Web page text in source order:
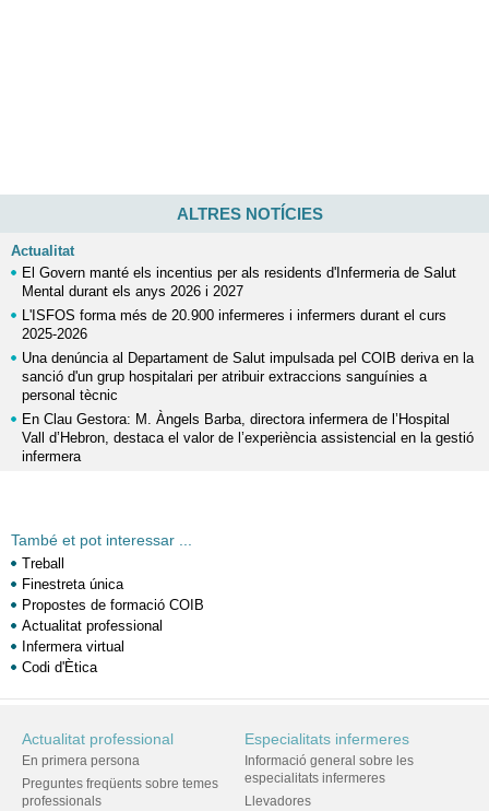
ALTRES NOTÍCIES
Actualitat
El Govern manté els incentius per als residents d'Infermeria de Salut
Mental durant els anys 2026 i 2027
L'ISFOS forma més de 20.900 infermeres i infermers durant el curs
2025-2026
Una denúncia al Departament de Salut impulsada pel COIB deriva en la
sanció d'un grup hospitalari per atribuir extraccions sanguínies a
personal tècnic
En Clau Gestora: M. Àngels Barba, directora infermera de l’Hospital
Vall d’Hebron, destaca el valor de l’experiència assistencial en la gestió
infermera
També et pot interessar ...
Treball
Finestreta única
Propostes de formació COIB
Actualitat professional
Infermera virtual
Codi d'Ètica
Actualitat professional
En primera persona
Preguntes freqüents sobre temes
professionals
Especialitats infermeres
Informació general sobre les
especialitats infermeres
Llevadores